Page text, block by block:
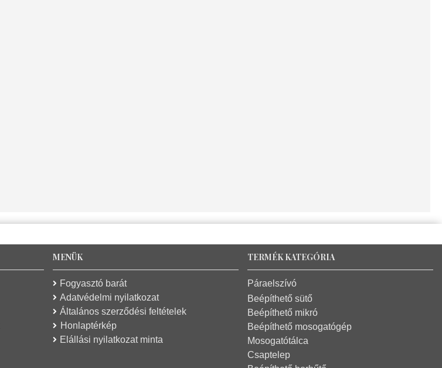
MENÜK
Fogyasztó barát
Adatvédelmi nyilatkozat
Általános szerződési feltételek
Honlaptérkép
Elállási nyilatkozat minta
TERMÉK KATEGÓRIA
Páraelszívó
Beépíthető sütő
Beépíthető mikró
Beépíthető mosogatógép
Mosogatótálca
Csaptelep